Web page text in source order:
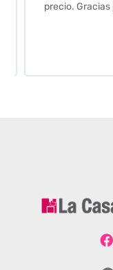
precio. Gracias